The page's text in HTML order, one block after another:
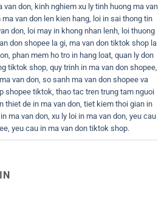
van don, kinh nghiem xu ly tinh huong ma van
ma van don len kien hang, loi in sai thong tin
don, loi may in khong nhan lenh, loi thuong
don shopee la gi, ma van don tiktok shop la
, phan mem ho tro in hang loat, quan ly don
tiktok shop, quy trinh in ma van don shopee,
van don, so sanh ma van don shopee va
shopee tiktok, thao tac tren trung tam nguoi
thiet de in ma van don, tiet kiem thoi gian in
ma van don, xu ly loi in ma van don, yeu cau
, yeu cau in ma van don tiktok shop.